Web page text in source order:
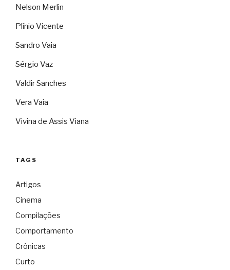
Nelson Merlin
Plínio Vicente
Sandro Vaia
Sérgio Vaz
Valdir Sanches
Vera Vaia
Vivina de Assis Viana
TAGS
Artigos
Cinema
Compilações
Comportamento
Crônicas
Curto